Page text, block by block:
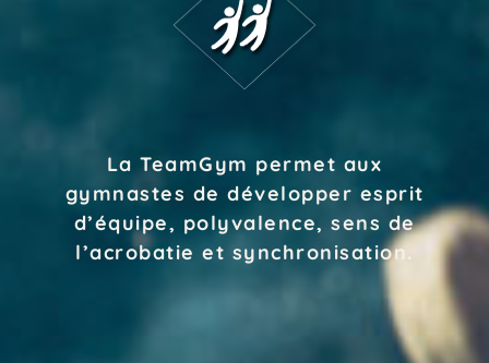
La TeamGym permet aux
gymnastes de développer esprit
d’équipe, polyvalence, sens de
l’acrobatie et synchronisation.